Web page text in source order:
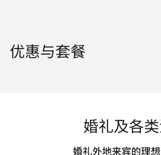
优惠与套餐
婚礼及各
婚礼外地来宾的理